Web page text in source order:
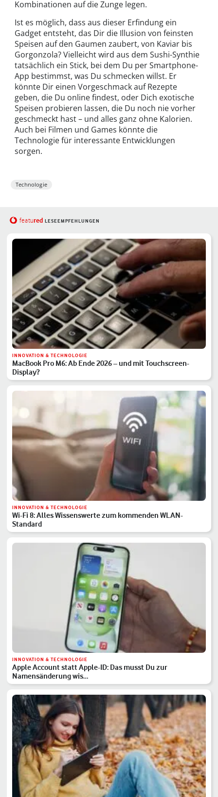
Kombinationen auf die Zunge legen.
Ist es möglich, dass aus dieser Erfindung ein
Gadget entsteht, das Dir die Illusion von feinsten
Speisen auf den Gaumen zaubert, von Kaviar bis
Gorgonzola? Vielleicht wird aus dem Sushi-Synthie
tatsächlich ein Stick, bei dem Du per Smartphone-
App bestimmst, was Du schmecken willst. Er
könnte Dir einen Vorgeschmack auf Rezepte
geben, die Du online findest, oder Dich exotische
Speisen probieren lassen, die Du noch nie vorher
geschmeckt hast – und alles ganz ohne Kalorien.
Auch bei Filmen und Games könnte die
Technologie für interessante Entwicklungen
sorgen.
Technologie
featured LESEEMPFEHLUNGEN
INNOVATION & TECHNOLOGIE
MacBook Pro M6: Ab Ende 2026 – und mit Touchscreen-
Display?
INNOVATION & TECHNOLOGIE
Wi-Fi 8: Alles Wissenswerte zum kommenden WLAN-
Standard
INNOVATION & TECHNOLOGIE
Apple Account statt Apple-ID: Das musst Du zur
Namensänderung wis…